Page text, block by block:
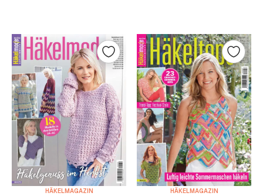
HÄKELMAGAZIN HÄKELMAGAZIN